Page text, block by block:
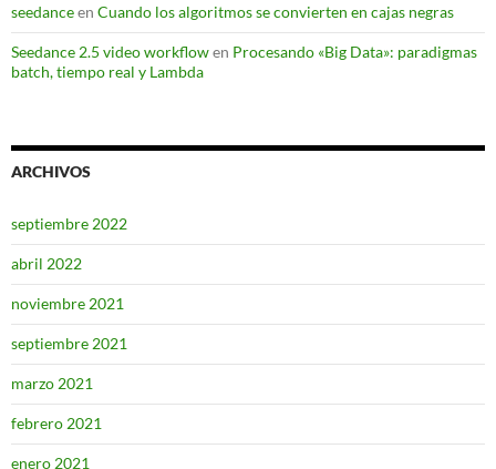
seedanceen Cuando los algoritmos se convierten en cajas negras
Seedance 2.5 video workflowen Procesando «Big Data»: paradigmas
batch, tiempo real y Lambda
ARCHIVOS
septiembre 2022
abril 2022
noviembre 2021
septiembre 2021
marzo 2021
febrero 2021
enero 2021